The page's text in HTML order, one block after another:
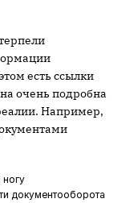
есть ссылки
очень подробна
Например,
документооборота